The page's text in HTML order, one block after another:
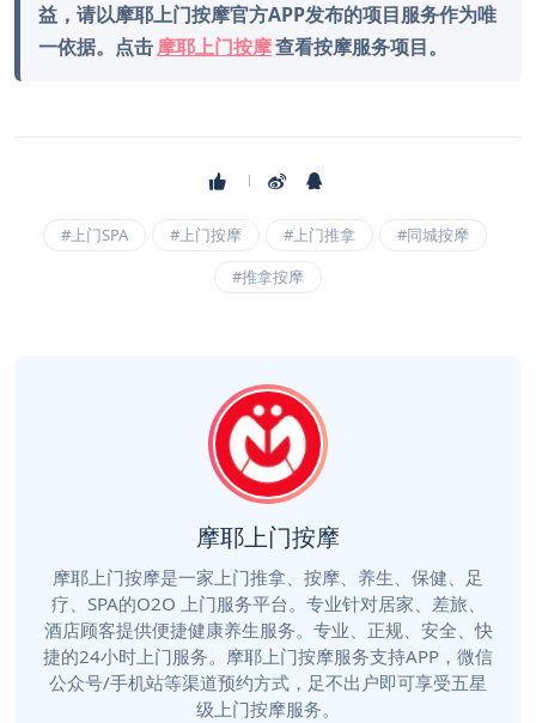
益，请以摩耶上门按摩官方APP发布的项目服务作为唯
一依据。点击摩耶上门按摩查看按摩服务项目。
#上门SPA #上门按摩 #上门推拿
#同城按摩
#推拿按摩
摩耶上门按摩
摩耶上门按摩是一家上门推拿、按摩、养生、保健、足
疗、SPA的O2O 上门服务平台。专业针对居家、差旅、
酒店顾客提供便捷健康养生服务。专业、正规、安全、快
捷的24小时上门服务。摩耶上门按摩服务支持APP，微信
公众号/手机站等渠道预约方式，足不出户即可享受五星
级上门按摩服务。